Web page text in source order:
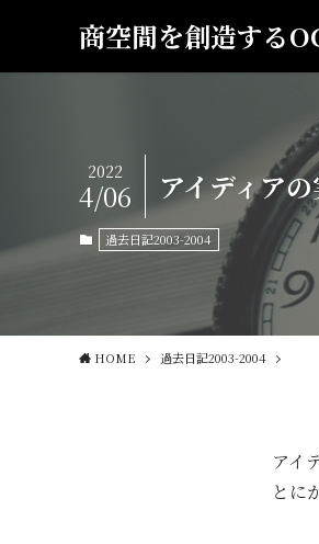
商空間を創造する
アイディア
2022
4/06
過去日記2003-2004
HOME 過去日記2003-2004
アイ
とに